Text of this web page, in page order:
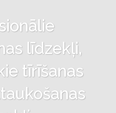
līdzekļi,
tīrīšanas